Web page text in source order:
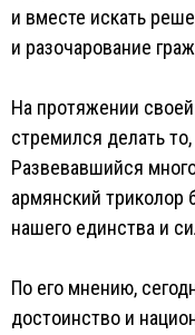
и вместе искать
и разочарование
На протяжении
стремился делать
Развевавшийся
армянский триколор
нашего единства и
По его мнению,
достоинство и